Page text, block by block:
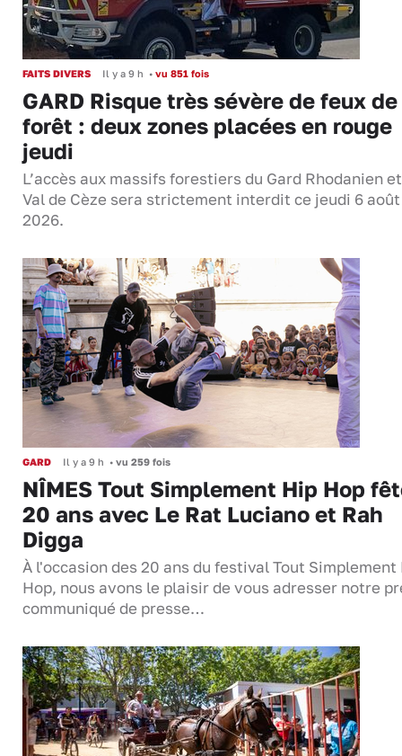
FAITS DIVERS Il y a 9 h • vu 851 fois
GARD Risque très sévère de feux de
forêt : deux zones placées en rouge
jeudi
L’accès aux massifs forestiers du Gard Rhodanien
Val de Cèze sera strictement interdit ce jeudi 6 août
2026.
GARD Il y a 9 h • vu 259 fois
NÎMES Tout Simplement Hip Hop
20 ans avec Le Rat Luciano et Rah
Digga
À l'occasion des 20 ans du festival Tout Simplement
Hop, nous avons le plaisir de vous adresser notre
communiqué de presse…